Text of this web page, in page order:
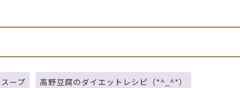
ープ 高野豆腐のダイエットレシピ（*^_^*）